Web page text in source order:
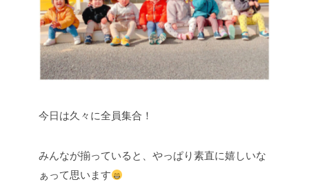
今日は久々に全員集合！
みんなが揃っていると、やっぱり素直に嬉しいな
ぁって思います